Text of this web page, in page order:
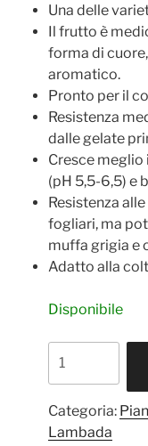
Una delle
Il frutto è
forma di
aromatico.
Pronto per il
Resistenza
dalle gelate
Cresce meglio
(pH 5,5-6,5) e
Resistenza
fogliari, ma
muffa grigia e
Adatto alla
Disponibile
Lambada
piantine
quantità
Categoria:
Lambada